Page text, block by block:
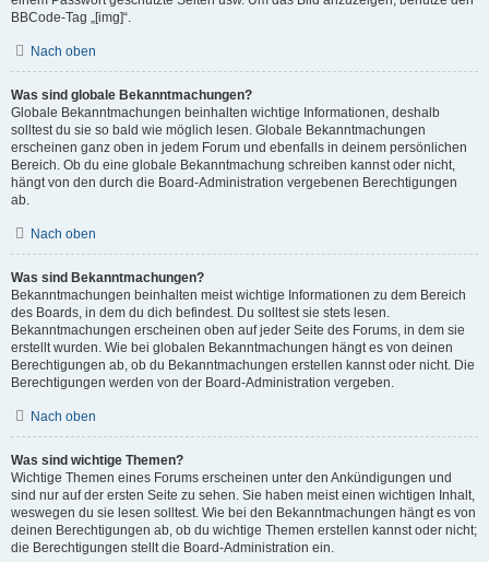
BBCode-Tag „[img]“.
Nach oben
Was sind globale Bekanntmachungen?
Globale Bekanntmachungen beinhalten wichtige Informationen, deshalb
solltest du sie so bald wie möglich lesen. Globale Bekanntmachungen
erscheinen ganz oben in jedem Forum und ebenfalls in deinem persönlichen
Bereich. Ob du eine globale Bekanntmachung schreiben kannst oder nicht,
hängt von den durch die Board-Administration vergebenen Berechtigungen
ab.
Nach oben
Was sind Bekanntmachungen?
Bekanntmachungen beinhalten meist wichtige Informationen zu dem Bereich
des Boards, in dem du dich befindest. Du solltest sie stets lesen.
Bekanntmachungen erscheinen oben auf jeder Seite des Forums, in dem sie
erstellt wurden. Wie bei globalen Bekanntmachungen hängt es von deinen
Berechtigungen ab, ob du Bekanntmachungen erstellen kannst oder nicht. Die
Berechtigungen werden von der Board-Administration vergeben.
Nach oben
Was sind wichtige Themen?
Wichtige Themen eines Forums erscheinen unter den Ankündigungen und
sind nur auf der ersten Seite zu sehen. Sie haben meist einen wichtigen Inhalt,
weswegen du sie lesen solltest. Wie bei den Bekanntmachungen hängt es von
deinen Berechtigungen ab, ob du wichtige Themen erstellen kannst oder nicht;
die Berechtigungen stellt die Board-Administration ein.